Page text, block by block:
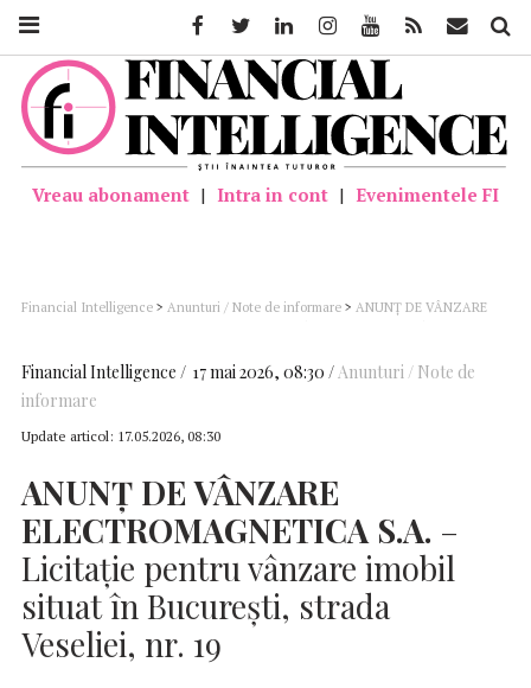
Vreau abonament | Intra in cont | Evenimentele FI
Financial Intelligence > Anunturi / Note de informare > ANUNȚ DE VÂNZARE
Financial Intelligence 17 mai 2026, 08:30
Anunturi / Note de
informare
Update articol: 17.05.2026, 08:30
ANUNȚ DE VÂNZARE
ELECTROMAGNETICA S.A. –
Licitație pentru vânzare imobil
situat în București, strada
Veseliei, nr. 19
FacebookTwitter LinkedinInstagramYoutube Feed Mail